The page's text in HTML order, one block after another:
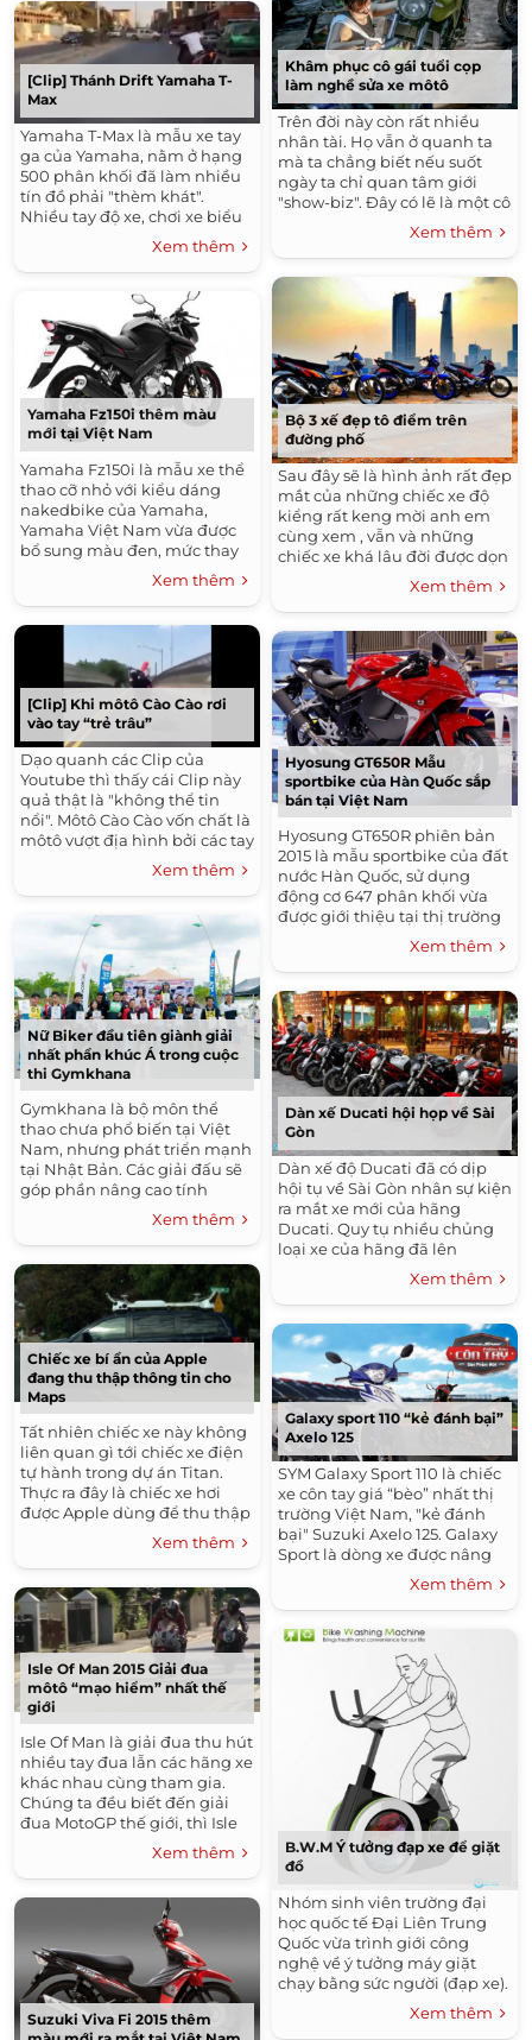
[Clip] Thánh Drift Yamaha T-
Max
Yamaha T-Max là mẫu xe tay
ga của Yamaha, nằm ở hạng
500 phân khối đã làm nhiều
tín đồ phải "thèm khát".
Nhiều tay độ xe, chơi xe biểu
diễn cũng không ngần ngại
leo lên những chiếc xe thể
loại này....
Xem thêm
Yamaha Fz150i thêm màu
mới tại Việt Nam
Yamaha Fz150i là mẫu xe thể
thao cỡ nhỏ với kiểu dáng
nakedbike của Yamaha,
Yamaha Việt Nam vừa được
bổ sung màu đen, mức thay
đổi là 67,5 triệu đồng so với
bản GP và thông số kỹ thuật
vẫn được...
Xem thêm
[Clip] Khi môtô Cào Cào rơi
vào tay “trẻ trâu”
Dạo quanh các Clip của
Youtube thì thấy cái Clip này
quả thật là "không thể tin
nổi". Môtô Cào Cào vốn chất là
môtô vượt địa hình bởi các tay
nài mang tính chất biker.
Nhưng khi rơi vào "Trẻ Trâu"
thì...
Xem thêm
Nữ Biker đầu tiên giành giải
nhất phẩn khúc Á trong cuộc
thi Gymkhana
Gymkhana là bộ môn thể
thao chưa phổ biến tại Việt
Nam, nhưng phát triển mạnh
tại Nhật Bản. Các giải đấu sẽ
góp phần nâng cao tính
chuyên nghiệp cho vận động
viên. Cuộc thi Gymkhana
không giới hạn...
Xem thêm
Chiếc xe bí ẩn của Apple
đang thu thập thông tin cho
Maps
Tất nhiên chiếc xe này không
liên quan gì tới chiếc xe điện
tự hành trong dự án Titan.
Thực ra đây là chiếc xe hơi
được Apple dùng để thu thập
dữ liệu dùng cho các chức
năng trong tương lai của
Maps,...
Xem thêm
Isle Of Man 2015 Giải đua
môtô “mạo hiểm” nhất thế
giới
Isle Of Man là giải đua thu hút
nhiều tay đua lẫn các hãng xe
khác nhau cùng tham gia.
Chúng ta đều biết đến giải
đua MotoGP thế giới, thì Isle
Of Man được xem là cuộc đua
"mạo hiểm" nhất hành tinh, vì
tốc...
Xem thêm
Suzuki Viva Fi 2015 thêm
Khâm phục cô gái tuổi cọp
làm nghề sửa xe môtô
Trên đời này còn rất nhiều
nhân tài. Họ vẫn ở quanh ta
mà ta chẳng biết nếu suốt
ngày ta chỉ quan tâm giới
"show-biz". Đây có lẽ là một cô
gái đáng tự hào của "xe-biz"
Việt trong tương lai. Nhân...
Xem thêm
Bộ 3 xế đẹp tô điểm trên
đường phố
Sau đây sẽ là hình ảnh rất đẹp
mắt của những chiếc xe độ
kiểng rất keng mời anh em
cùng xem , vẫn và những
chiếc xe khá lâu đời được dọn
lại sau nhiều năm sử dụng . 3
đứa con đầy kiêu...
Xem thêm
Hyosung GT650R Mẫu
sportbike của Hàn Quốc sắp
bán tại Việt Nam
Hyosung GT650R phiên bản
2015 là mẫu sportbike của đất
nước Hàn Quốc, sử dụng
động cơ 647 phân khối vừa
được giới thiệu tại thị trường
Việt Nam. Cũng theo hãng
này cho biết sẽ phân phối
chính thức...
Xem thêm
Dàn xế Ducati hội họp về Sài
Gòn
Dàn xế độ Ducati đã có dịp
hội tụ về Sài Gòn nhân sự kiện
ra mắt xe mới của hãng
Ducati. Quy tụ nhiều chủng
loại xe của hãng đã lên
những món đồ chơi đắc tiền
cùng xếp 1 hàng khoe vẻ
đẹp...
Xem thêm
Galaxy sport 110 “kẻ đánh bại”
Axelo 125
SYM Galaxy Sport 110 là chiếc
xe côn tay giá “bèo” nhất thị
trường Việt Nam, "kẻ đánh
bại" Suzuki Axelo 125. Galaxy
Sport là dòng xe được nâng
cấp từ dòng Galaxy của SYM,
khi SYM không bỏ ngõ cuộc
chơi ở...
Xem thêm
B.W.M Ý tưởng đạp xe để giặt
đồ
Nhóm sinh viên trường đại
học quốc tế Đại Liên Trung
Quốc vừa trình giới công
nghệ về ý tưởng máy giặt
chạy bằng sức người (đạp xe). ​
Nhóm sinh viên đã nảy ra ý
tưởng khi kết hợp 2 công...
Xem thêm